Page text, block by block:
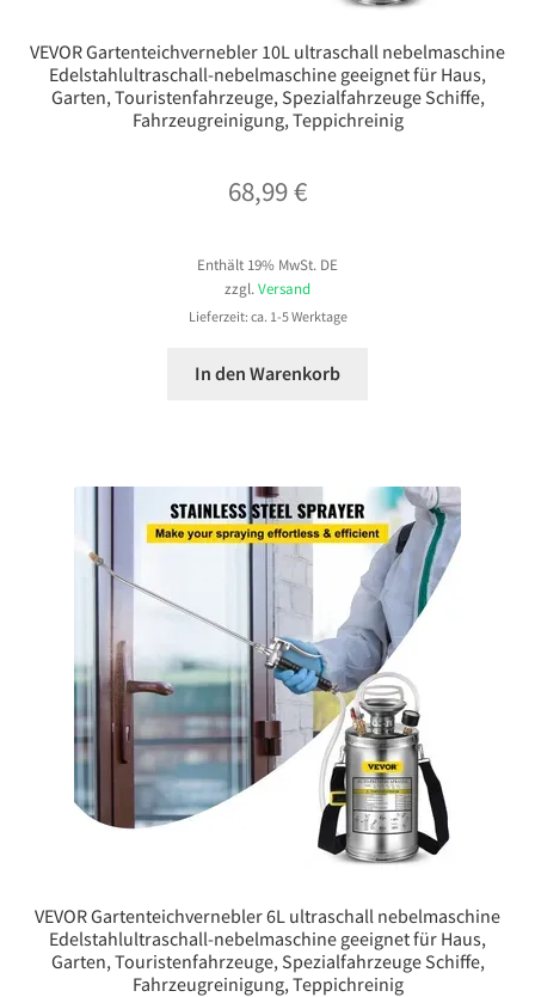
VEVOR Gartenteichvernebler 10L ultraschall nebelmaschine
Edelstahlultraschall-nebelmaschine geeignet für Haus,
Garten, Touristenfahrzeuge, Spezialfahrzeuge Schiffe,
Fahrzeugreinigung, Teppichreinig
68,99€
Enthält 19% MwSt. DE
zzgl. Versand
Lieferzeit: ca. 1-5 Werktage
In den Warenkorb
VEVOR Gartenteichvernebler 6L ultraschall nebelmaschine
Edelstahlultraschall-nebelmaschine geeignet für Haus,
Garten, Touristenfahrzeuge, Spezialfahrzeuge Schiffe,
Fahrzeugreinigung, Teppichreinig